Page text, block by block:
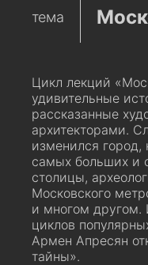
тема
Цикл лекций
удивительные
рассказанные
архитекторами.
изменился город,
самых больших и
столицы,
Московского
и многом другом.
циклов
Армен Апресян
тайны».